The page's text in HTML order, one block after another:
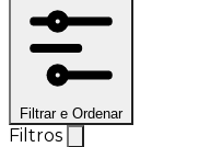
Filtrar e Ordenar
Filtros